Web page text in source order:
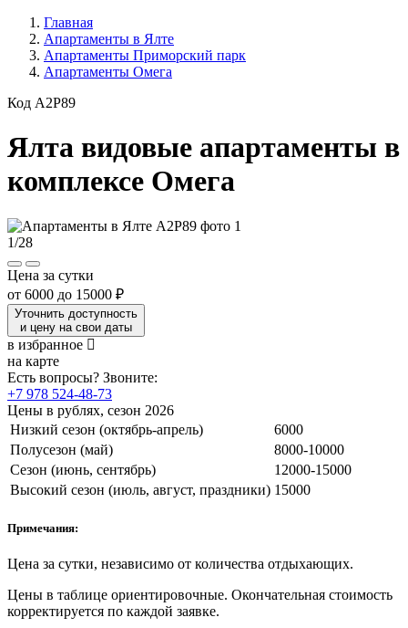
Главная
Апартаменты в Ялте
Апартаменты Приморский парк
Апартаменты Омега
Код A2P89
Ялта видовые апартаменты в
комплексе Омега
1/28
Цена за сутки
от 6000 до 15000 ₽
Уточнить доступность
и цену на свои даты
в избранное
на карте
Есть вопросы? Звоните:
+7 978 524-48-73
Цены в рублях, сезон 2026
Низкий сезон (октябрь-апрель)
6000
Полусезон (май)
8000-10000
Сезон (июнь, сентябрь)
12000-15000
Высокий сезон (июль, август, праздники) 15000
Примечания:
Цена за сутки, независимо от количества отдыхающих.
Цены в таблице ориентировочные. Окончательная стоимость
корректируется по каждой заявке.